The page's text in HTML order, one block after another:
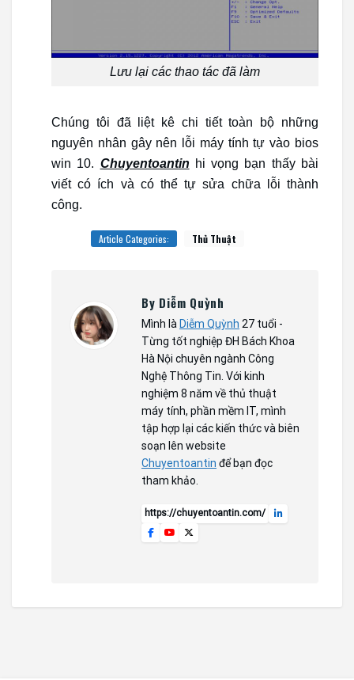
Lưu lại các thao tác đã làm
Chúng tôi đã liệt kê chi tiết toàn bộ những
nguyên nhân gây nên lỗi máy tính tự vào bios
win 10. Chuyentoantin hi vọng bạn thấy bài
viết có ích và có thể tự sửa chữa lỗi thành
công.
Article Categories: Thủ Thuật
By Diễm Quỳnh
Mình là Diễm Quỳnh 27 tuổi -
Từng tốt nghiệp ĐH Bách Khoa
Hà Nội chuyên ngành Công
Nghệ Thông Tin. Với kinh
nghiệm 8 năm về thủ thuật
máy tính, phần mềm IT, mình
tập hợp lại các kiến thức và biên
soạn lên website
Chuyentoantin để bạn đọc
tham khảo.
https://chuyentoantin.com/